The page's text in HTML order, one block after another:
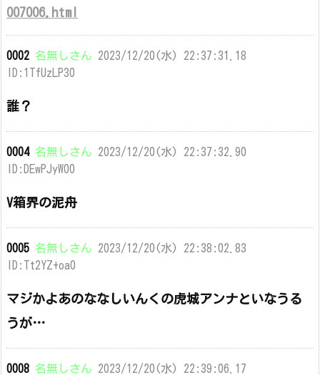
007006.html
0002 名無しさん 2023/12/20(水) 22:37:31.18
ID:1TfUzLP30
誰？
0004 名無しさん 2023/12/20(水) 22:37:32.90
ID:DEwPJyW00
V箱界の泥舟
0005 名無しさん 2023/12/20(水) 22:38:02.83
ID:Tt2YZ+oa0
マジかよあのななしいんくの虎城アンナといなうる
うが…
0008 名無しさん 2023/12/20(水) 22:39:06.17